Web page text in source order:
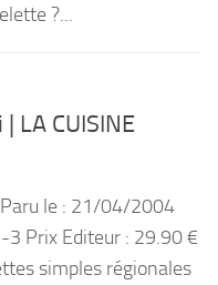
?...
LA CUISINE
Paru le : 21/04/2004
Prix Editeur : 29.90 €
simples régionales